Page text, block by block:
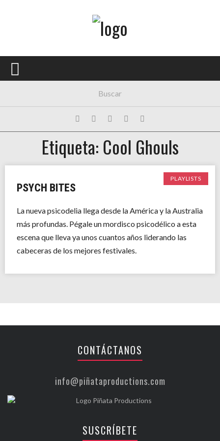
PORTADA
FESTIVALES
EXPOSICIONES
HISTORIAS
Etiqueta: Cool Ghouls
PLAYLISTS
PSYCH BITES
La nueva psicodelia llega desde la América y la Australia
más profundas. Pégale un mordisco psicodélico a esta
escena que lleva ya unos cuantos años liderando las
cabeceras de los mejores festivales.
CONTÁCTANOS
info@piñataproductions.com
SUSCRÍBETE